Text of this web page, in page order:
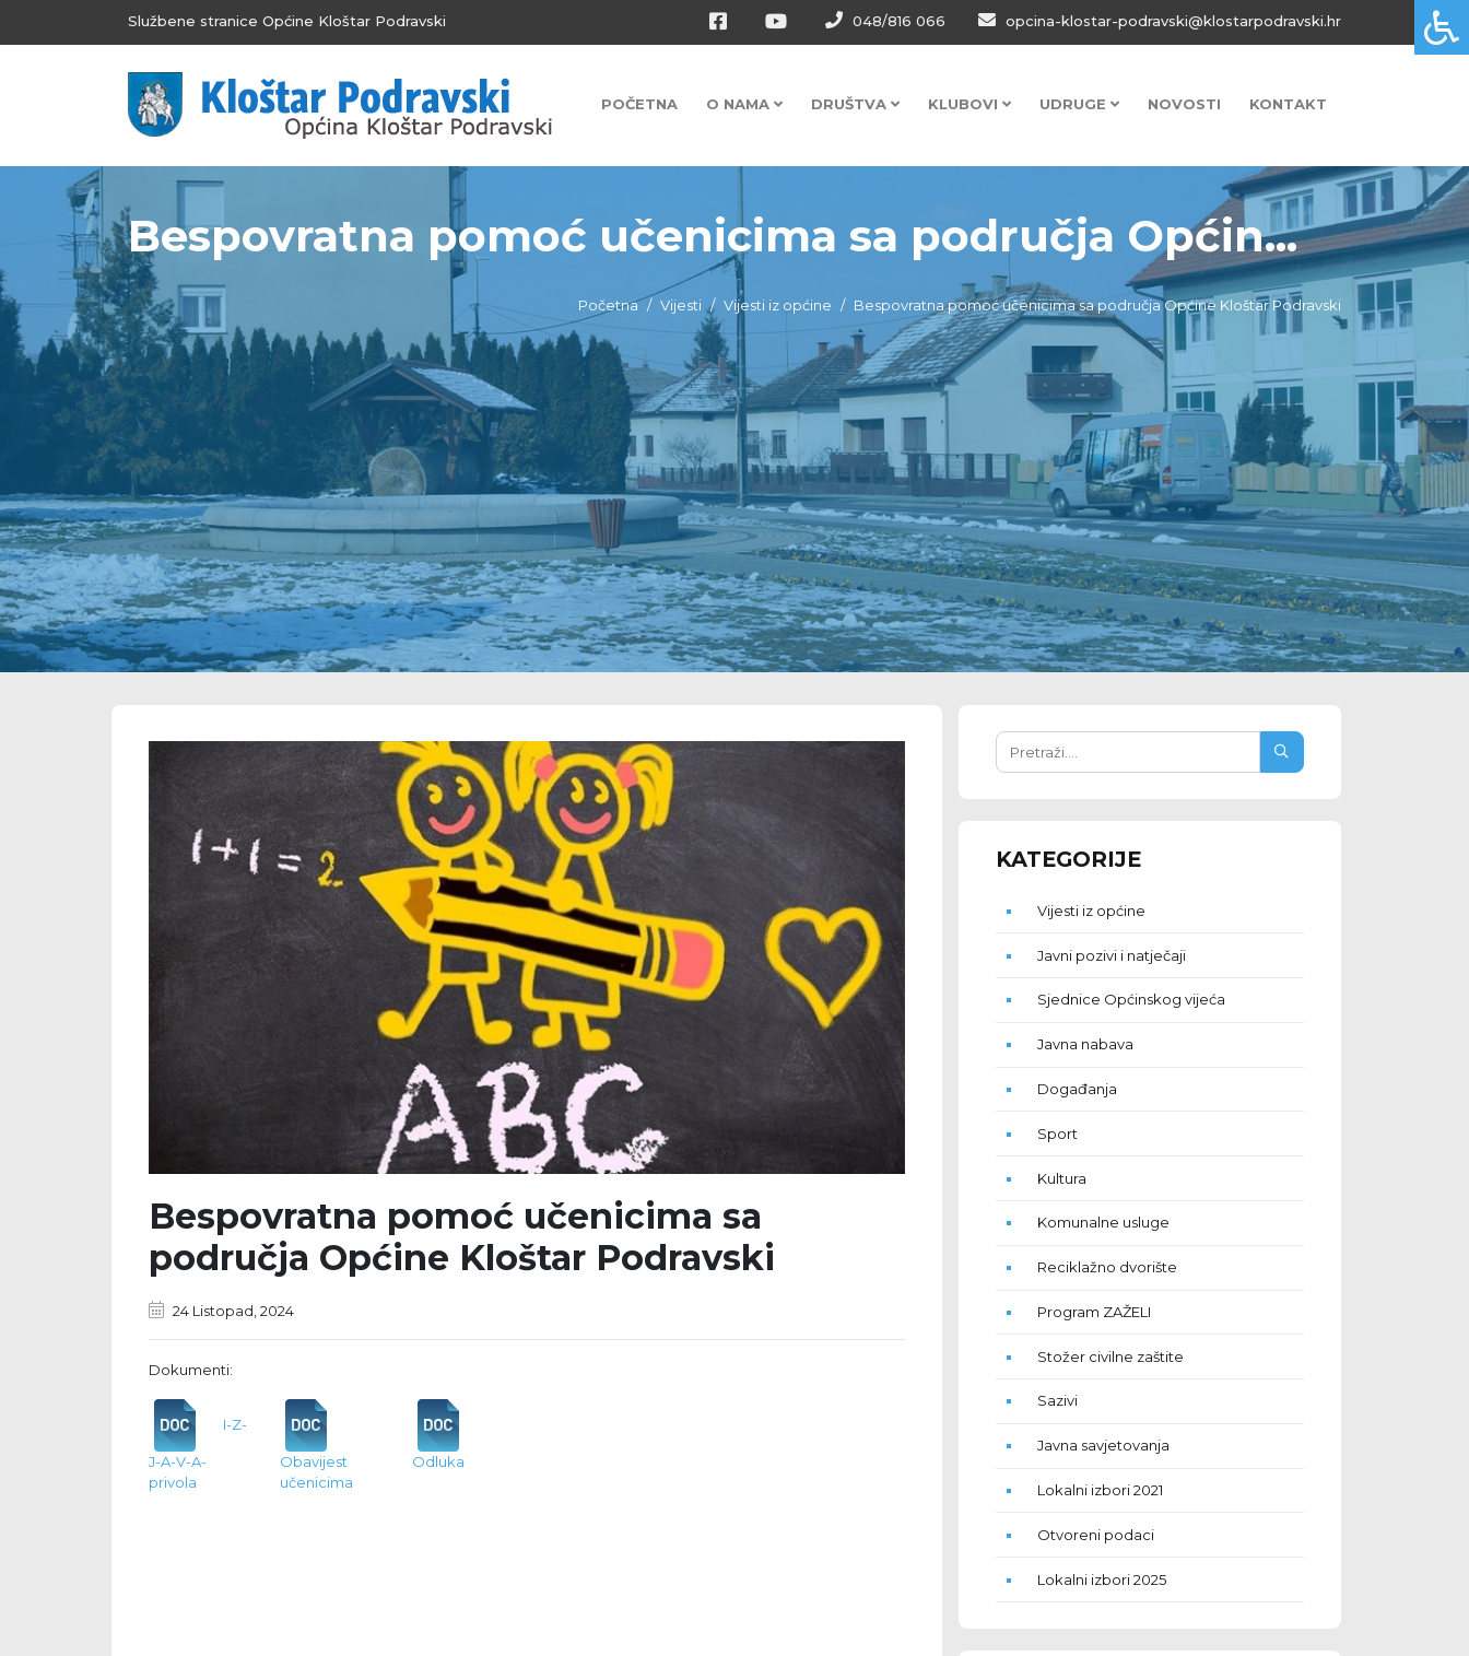
Službene stranice Općine Kloštar Podravski 048/816 066 opcina-klostar-podravski@klostarpodravski.hr
POČETNA O NAMA DRUŠTVA KLUBOVI UDRUGE NOVOSTI KONTAKT
Bespovratna pomoć učenicima sa područja Općin...
Početna Vijesti Vijesti iz općine Bespovratna pomoć učenicima sa područja Općine Kloštar Podravski
Bespovratna pomoć učenicima sa
područja Općine Kloštar Podravski
24 Listopad, 2024
Dokumenti:
I-Z-
J-A-V-A-
privola
Obavijest
učenicima
Odluka
KATEGORIJE
Vijesti iz općine
Javni pozivi i natječaji
Sjednice Općinskog vijeća
Javna nabava
Događanja
Sport
Kultura
Komunalne usluge
Reciklažno dvorište
Program ZAŽELI
Stožer civilne zaštite
Sazivi
Javna savjetovanja
Lokalni izbori 2021
Otvoreni podaci
Lokalni izbori 2025